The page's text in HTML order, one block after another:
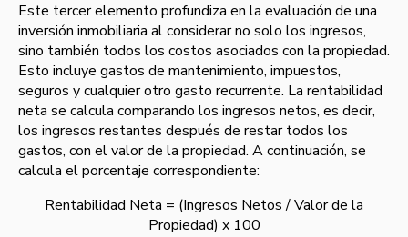
Este tercer elemento profundiza en la evaluación de una
inversión inmobiliaria al considerar no solo los ingresos,
sino también todos los costos asociados con la propiedad.
Esto incluye gastos de mantenimiento, impuestos,
seguros y cualquier otro gasto recurrente. La rentabilidad
neta se calcula comparando los ingresos netos, es decir,
los ingresos restantes después de restar todos los
gastos, con el valor de la propiedad. A continuación, se
calcula el porcentaje correspondiente:
Rentabilidad Neta = (Ingresos Netos / Valor de la
Propiedad) x 100